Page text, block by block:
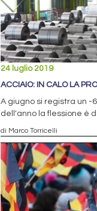
24 luglio 2019
ACCIAIO: IN CALO LA
A giugno si registra un -
dell'anno la flessione è
di Marco Torricelli